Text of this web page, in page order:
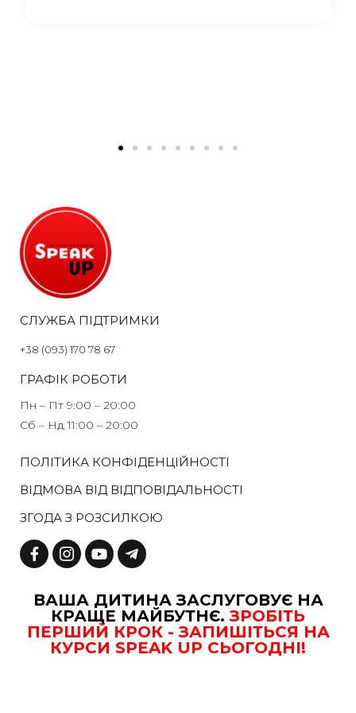
СЛУЖБА ПІДТРИМКИ
+38 (093) 170 78 67
ГРАФІК РОБОТИ
Пн – Пт 9:00 – 20:00​
Сб – Нд 11:00 – 20:00​
ПОЛІТИКА КОНФІДЕНЦІЙНОСТІ
ВІДМОВА ВІД ВІДПОВІДАЛЬНОСТІ
ЗГОДА З РОЗСИЛКОЮ
ВАША ДИТИНА ЗАСЛУГОВУЄ НА
КРАЩЕ МАЙБУТНЄ.ЗРОБІТЬ
ПЕРШИЙ КРОК - ЗАПИШІТЬСЯ НА
КУРСИ SPEAK UP СЬОГОДНІ!